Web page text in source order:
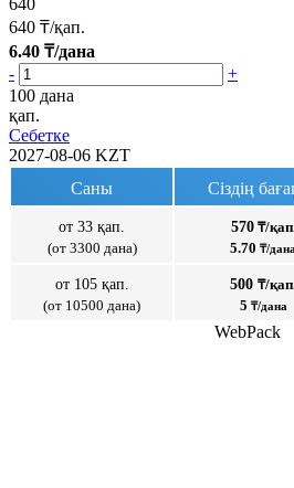
640 ₸/қап.
6.40 ₸/дана
-
+
100 дана
қап.
Себетке
2027-08-06 KZT
Саны
Сіздің
от 33 қап.
(от 3300 дана)
570₸/
5.70 ₸/дана
от 105 қап.
(от 10500 дана)
500 ₸/
5 ₸/дана
WebPack